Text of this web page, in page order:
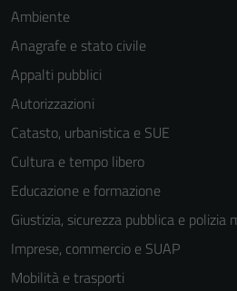
Ambiente
Anagrafe e stato civile
Appalti pubblici
Autorizzazioni
Catasto, urbanistica e SUE
Cultura e tempo libero
Educazione e formazione
Giustizia, sicurezza pubblica e polizia
Imprese, commercio e SUAP
Mobilità e trasporti